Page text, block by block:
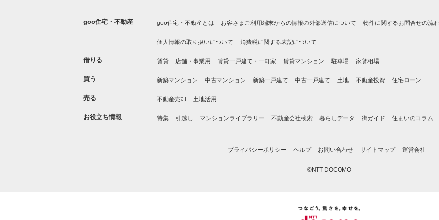
goo住宅・不動産 goo住宅・不動産とは お客さまご利用端末からの情報の外部送信について 物件に関するお問合せの流れ
個人情報の取り扱いについて 消費税に関する表記について
借りる 賃貸 店舗・事業用 賃貸一戸建て・一軒家 賃貸マンション 駐車場 家賃相場
買う 新築マンション 中古マンション 新築一戸建て 中古一戸建て 土地 不動産投資 住宅ローン
売る 不動産売却 土地活用
お役立ち情報 特集 引越し マンションライブラリー 不動産会社検索 暮らしデータ 街ガイド 住まいのコラム
プライバシーポリシー ヘルプ お問い合わせ サイトマップ 運営会社
©NTT DOCOMO